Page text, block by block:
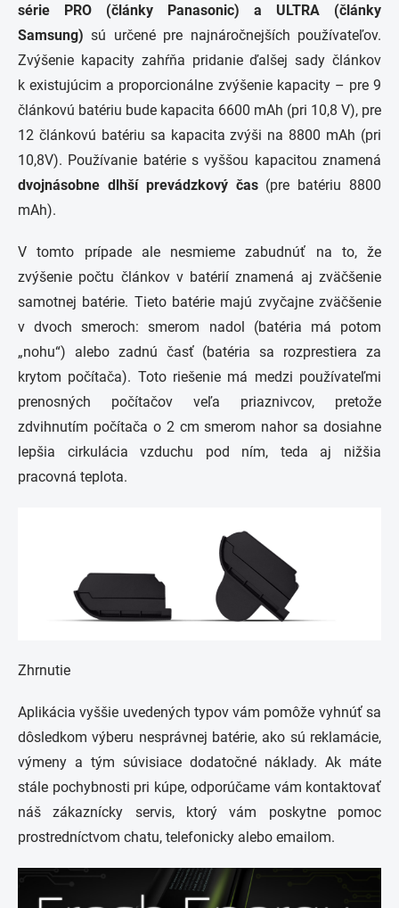
série PRO (články Panasonic) a ULTRA (články
Samsung) sú určené pre najnáročnejších používateľov.
Zvýšenie kapacity zahŕňa pridanie ďalšej sady článkov
k existujúcim a proporcionálne zvýšenie kapacity – pre 9
článkovú batériu bude kapacita 6600 mAh (pri 10,8 V), pre
12 článkovú batériu sa kapacita zvýši na 8800 mAh (pri
10,8V). Používanie batérie s vyššou kapacitou znamená
dvojnásobne dlhší prevádzkový čas(pre batériu 8800
mAh).
V tomto prípade ale nesmieme zabudnúť na to, že
zvýšenie počtu článkov v batérií znamená aj zväčšenie
samotnej batérie. Tieto batérie majú zvyčajne zväčšenie
v dvoch smeroch: smerom nadol (batéria má potom
„nohu“) alebo zadnú časť (batéria sa rozprestiera za
krytom počítača). Toto riešenie má medzi používateľmi
prenosných počítačov veľa priaznivcov, pretože
zdvihnutím počítača o 2 cm smerom nahor sa dosiahne
lepšia cirkulácia vzduchu pod ním, teda aj nižšia
pracovná teplota.
Zhrnutie
Aplikácia vyššie uvedených typov vám pomôže vyhnúť sa
dôsledkom výberu nesprávnej batérie, ako sú reklamácie,
výmeny a tým súvisiace dodatočné náklady. Ak máte
stále pochybnosti pri kúpe, odporúčame vám kontaktovať
náš zákaznícky servis, ktorý vám poskytne pomoc
prostredníctvom chatu, telefonicky alebo emailom.